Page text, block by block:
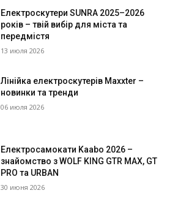
Електроскутери SUNRA 2025–2026
років – твій вибір для міста та
передмістя
13 июля 2026
Лінійка електроскутерів Maxxter –
новинки та тренди
06 июля 2026
Електросамокати Kaabo 2026 –
знайомство з WOLF KING GTR MAX, GT
PRO та URBAN
30 июня 2026